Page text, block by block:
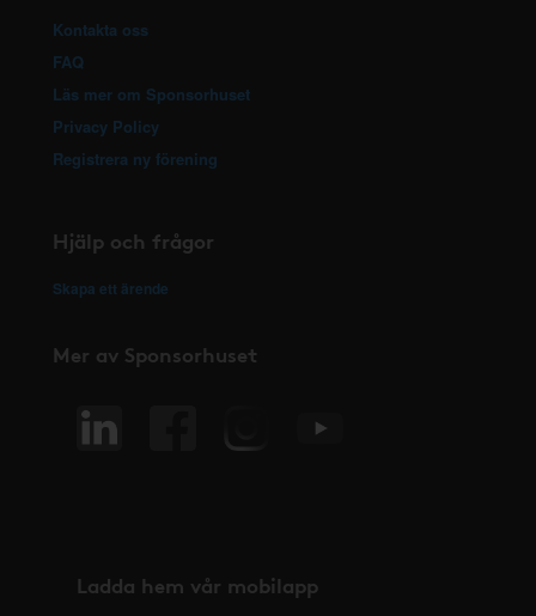
Kontakta oss
FAQ
Läs mer om Sponsorhuset
Privacy Policy
Registrera ny förening
Hjälp och frågor
Skapa ett ärende
Mer av Sponsorhuset
Ladda hem vår mobilapp